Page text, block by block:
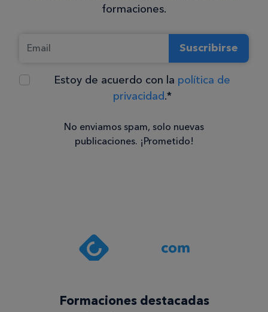
formaciones.
Suscribirse
Estoy de acuerdo con la política de
privacidad.*
Consentimiento
política de
privacidad .*
¡Quiero
No enviamos spam, solo nuevas
publicaciones. ¡Prometido!
Formaciones destacadas